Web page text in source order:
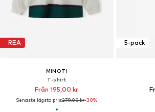
REA
MINOTI
T-shirt
Från 195,00 kr
Senaste lägsta pris:279,00 kr-30%
5-pack